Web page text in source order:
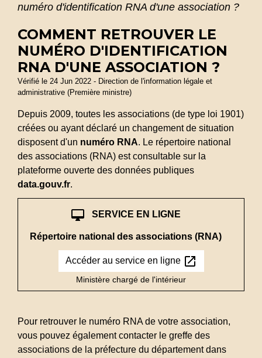
numéro d'identification RNA d'une association ?
COMMENT RETROUVER LE
NUMÉRO D'IDENTIFICATION
RNA D'UNE ASSOCIATION ?
Vérifié le 24 Jun 2022 - Direction de l'information légale et
administrative (Première ministre)
Depuis 2009, toutes les associations (de type loi 1901)
créées ou ayant déclaré un changement de situation
disposent d'un numéro RNA. Le répertoire national
des associations (RNA) est consultable sur la
plateforme ouverte des données publiques
data.gouv.fr.
desktop_mac SERVICE EN LIGNE
Répertoire national des associations (RNA)
Accéder au service en ligne open_in_new
Ministère chargé de l'intérieur
Pour retrouver le numéro RNA de votre association,
vous pouvez également contacter le greffe des
associations de la préfecture du département dans